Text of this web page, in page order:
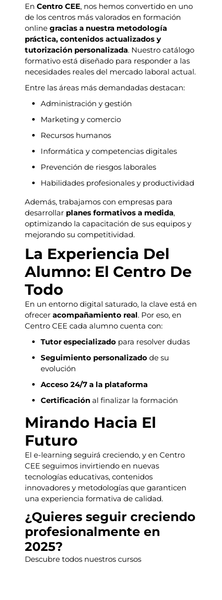
En Centro CEE, nos hemos convertido en uno
de los centros más valorados en formación
online gracias a nuestra metodología
práctica, contenidos actualizados y
tutorización personalizada. Nuestro catálogo
formativo está diseñado para responder a las
necesidades reales del mercado laboral actual.
Entre las áreas más demandadas destacan:
Administración y gestión
Marketing y comercio
Recursos humanos
Informática y competencias digitales
Prevención de riesgos laborales
Habilidades profesionales y productividad
Además, trabajamos con empresas para
desarrollar planes formativos a medida,
optimizando la capacitación de sus equipos y
mejorando su competitividad.
La Experiencia Del
Alumno: El Centro De
Todo
En un entorno digital saturado, la clave está en
ofrecer acompañamiento real. Por eso, en
Centro CEE cada alumno cuenta con:
Tutor especializado para resolver dudas
Seguimiento personalizado de su
evolución
Acceso 24/7 a la plataforma
Certificación al finalizar la formación
Mirando Hacia El
Futuro
El e-learning seguirá creciendo, y en Centro
CEE seguimos invirtiendo en nuevas
tecnologías educativas, contenidos
innovadores y metodologías que garanticen
una experiencia formativa de calidad.
¿Quieres seguir creciendo
profesionalmente en
2025?
Descubre todos nuestros cursos